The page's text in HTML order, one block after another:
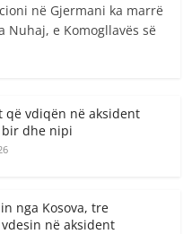
në Gjermani ka marrë
Nuhaj, e Komogllavës së
që vdiqën në aksident
bir dhe nipi
nga Kosova, tre
në aksident